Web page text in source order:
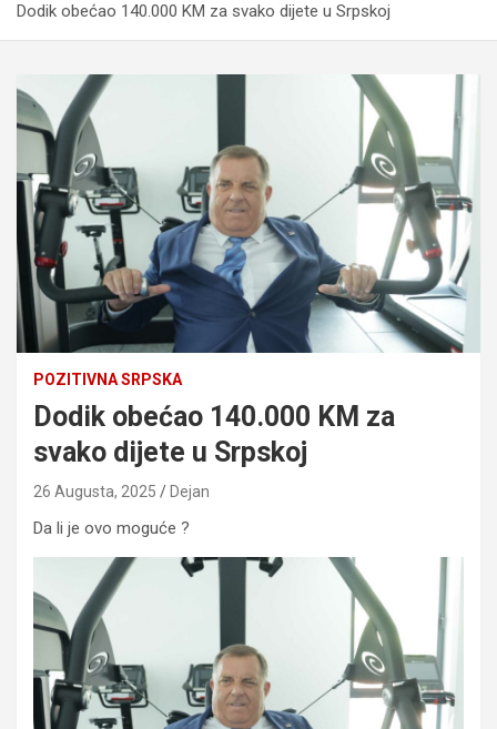
Dodik obećao 140.000 KM za svako dijete u Srpskoj
POZITIVNA SRPSKA
Dodik obećao 140.000 KM za
svako dijete u Srpskoj
26 Augusta, 2025 Dejan
Da li je ovo moguće ?